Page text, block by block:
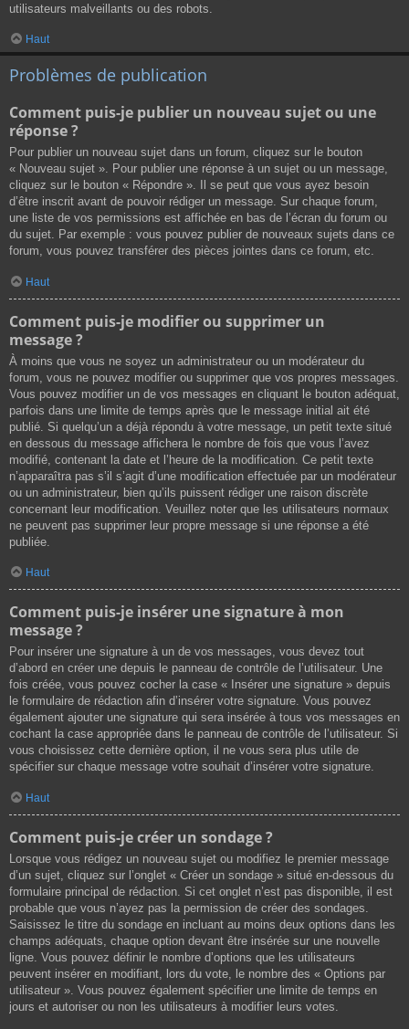
utilisateurs malveillants ou des robots.
Haut
Problèmes de publication
Comment puis-je publier un nouveau sujet ou une
réponse ?
Pour publier un nouveau sujet dans un forum, cliquez sur le bouton
« Nouveau sujet ». Pour publier une réponse à un sujet ou un message,
cliquez sur le bouton « Répondre ». Il se peut que vous ayez besoin
d’être inscrit avant de pouvoir rédiger un message. Sur chaque forum,
une liste de vos permissions est affichée en bas de l’écran du forum ou
du sujet. Par exemple : vous pouvez publier de nouveaux sujets dans ce
forum, vous pouvez transférer des pièces jointes dans ce forum, etc.
Haut
Comment puis-je modifier ou supprimer un
message ?
À moins que vous ne soyez un administrateur ou un modérateur du
forum, vous ne pouvez modifier ou supprimer que vos propres messages.
Vous pouvez modifier un de vos messages en cliquant le bouton adéquat,
parfois dans une limite de temps après que le message initial ait été
publié. Si quelqu’un a déjà répondu à votre message, un petit texte situé
en dessous du message affichera le nombre de fois que vous l’avez
modifié, contenant la date et l’heure de la modification. Ce petit texte
n’apparaîtra pas s’il s’agit d’une modification effectuée par un modérateur
ou un administrateur, bien qu’ils puissent rédiger une raison discrète
concernant leur modification. Veuillez noter que les utilisateurs normaux
ne peuvent pas supprimer leur propre message si une réponse a été
publiée.
Haut
Comment puis-je insérer une signature à mon
message ?
Pour insérer une signature à un de vos messages, vous devez tout
d’abord en créer une depuis le panneau de contrôle de l’utilisateur. Une
fois créée, vous pouvez cocher la case « Insérer une signature » depuis
le formulaire de rédaction afin d’insérer votre signature. Vous pouvez
également ajouter une signature qui sera insérée à tous vos messages en
cochant la case appropriée dans le panneau de contrôle de l’utilisateur. Si
vous choisissez cette dernière option, il ne vous sera plus utile de
spécifier sur chaque message votre souhait d’insérer votre signature.
Haut
Comment puis-je créer un sondage ?
Lorsque vous rédigez un nouveau sujet ou modifiez le premier message
d’un sujet, cliquez sur l’onglet « Créer un sondage » situé en-dessous du
formulaire principal de rédaction. Si cet onglet n’est pas disponible, il est
probable que vous n’ayez pas la permission de créer des sondages.
Saisissez le titre du sondage en incluant au moins deux options dans les
champs adéquats, chaque option devant être insérée sur une nouvelle
ligne. Vous pouvez définir le nombre d’options que les utilisateurs
peuvent insérer en modifiant, lors du vote, le nombre des « Options par
utilisateur ». Vous pouvez également spécifier une limite de temps en
jours et autoriser ou non les utilisateurs à modifier leurs votes.